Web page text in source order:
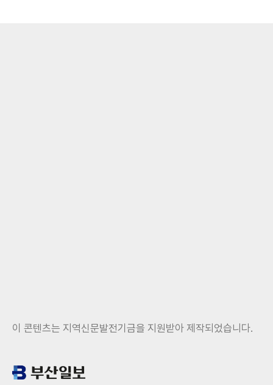
이 콘텐츠는 지역신문발전기금을 지원받아 제작되었습니다.